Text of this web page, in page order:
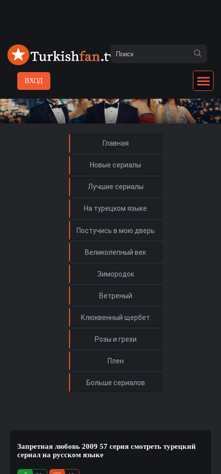
ВХОД
Главная
Новые сериалы
Лучшие сериалы
На турецком языке
Запретная любовь 2009 57 серия смотреть турецкий
сериал на русском языке